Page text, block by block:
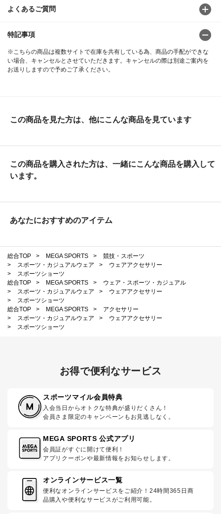
よくあるご質問
特記事項
※こちらの商品は複数サイトで在庫を共有している為、商品の手配ができな
い場合、キャンセルとさせていただきます。キャンセルの際は別途ご案内を
お送りしますので予めご了承ください。
この商品を見た方は、他にこんな商品を見ています
この商品を購入された方は、一緒にこんな商品を購入して
います。
あなたにおすすめのアイテム
総合TOP > MEGA SPORTS >
競技・スポーツ
>
スポーツ・カジュアルウェア >
ウェアアクセサリー
>
スポーツショーツ
総合TOP
> MEGA SPORTS >
ウェア・スポーツ・カジュアル
>
スポーツ・カジュアルウェア >
ウェアアクセサリー
>
スポーツショーツ
総合TOP
> MEGA SPORTS >
アクセサリー
>
スポーツ・カジュアルウェア >
ウェアアクセサリー
>
スポーツショーツ
お得で便利なサービス
スポーツマイル会員特典
入会当日からオトクな特典が盛りだくさん！
会員さま限定のキャンペーンもお見逃しなく。
MEGA SPORTS 公式アプリ
会員証がすぐに開けて便利！
アプリクーポンや最新情報をお知らせします。
オンラインサービス一覧
便利なオンラインサービスをご紹介！24時間365日商
品購入や便利なサービスがご利用可能。